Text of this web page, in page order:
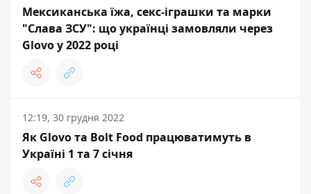
Мексиканська їжа, секс-іграшки та марки
"Слава ЗСУ": що українці замовляли через
Glovo у 2022 році
12:19, 30 грудня 2022
Як Glovo та Bolt Food працюватимуть в
Україні 1 та 7 сiчня